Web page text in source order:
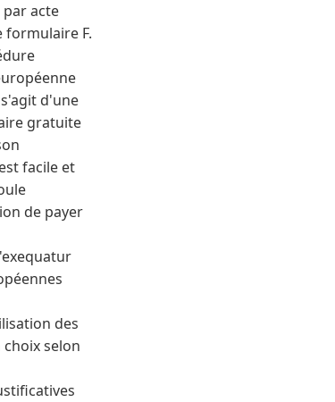
acte
F.
d'une
gratuite
facile et
de payer
des
selon